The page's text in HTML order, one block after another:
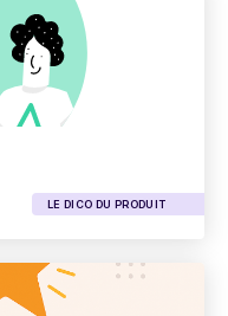
LE DICO DU PRODUIT